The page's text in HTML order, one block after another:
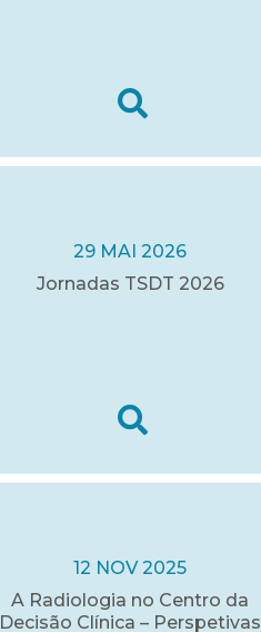
29 MAI 2026
Jornadas TSDT 2026
12 NOV 2025
A Radiologia no Centro da
Decisão Clínica – Perspetivas